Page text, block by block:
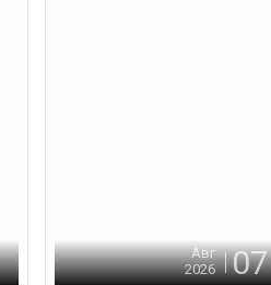
Авг
2026
07